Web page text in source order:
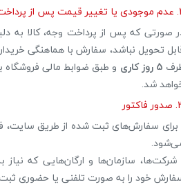
پرداخت
صورتی که پس از پرداخت وجه، کالا به
تحویل نباشد، سفارش با هماهنگی
5 روز کاری
و طبق ضوابط مالی فروشگاه
شد.
برای سفارش‌های ثبت شده از طریق سایت،
شرکت‌ها، سازمان‌ها و ارگان‌هایی که نیاز
خود را به صورت تلفنی یا حضوری ثبت